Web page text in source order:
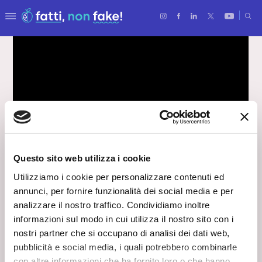
Questo sito web utilizza i cookie
Utilizziamo i cookie per personalizzare contenuti ed
annunci, per fornire funzionalità dei social media e per
analizzare il nostro traffico. Condividiamo inoltre
informazioni sul modo in cui utilizza il nostro sito con i
nostri partner che si occupano di analisi dei dati web,
pubblicità e social media, i quali potrebbero combinarle
Il design intelligente
3 Maggio 2025
L’ecodesign è un nuovo modo di pensare la
progettazione, considerando fin dall’inizio l’intero ciclo di